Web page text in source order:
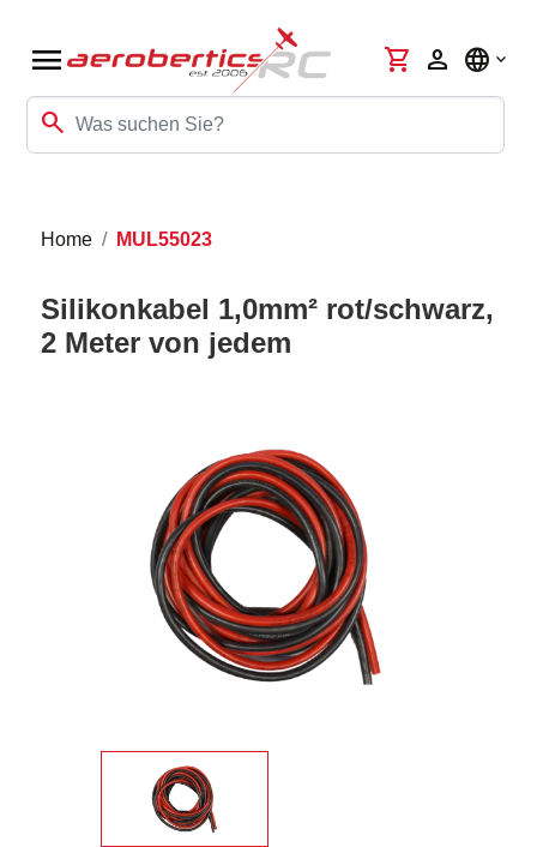
menu
search
shopping_cart person language
Home MUL55023
Silikonkabel 1,0mm² rot/schwarz,
2 Meter von jedem